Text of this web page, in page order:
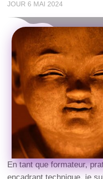
JOUR 6 MAI 2024
En tant que formateur,